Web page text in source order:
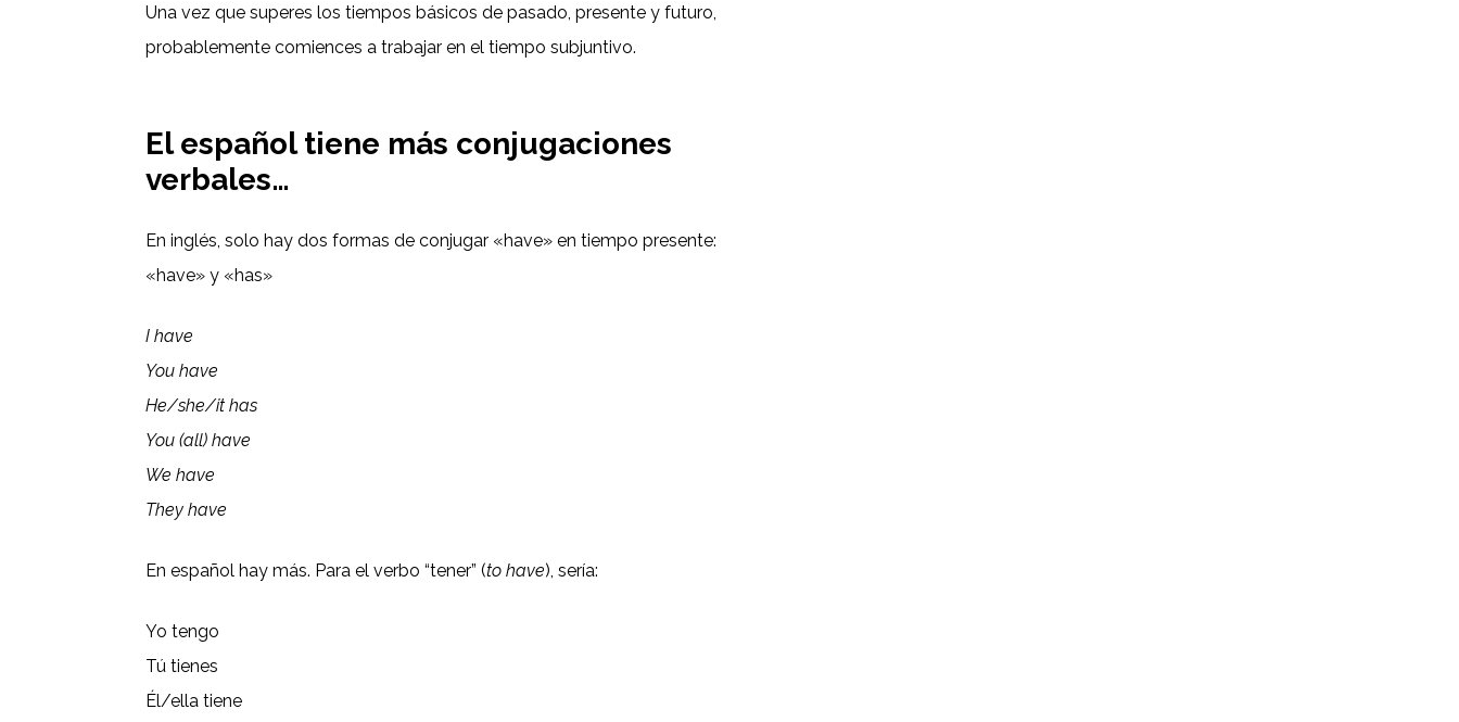
Una vez que superes los tiempos básicos de pasado, presente y futuro,
probablemente comiences a trabajar en el tiempo subjuntivo.
El español tiene más conjugaciones
verbales…
En inglés, solo hay dos formas de conjugar «have» en tiempo presente:
«have» y «has»
I have
You have
He/she/it has
You (all) have
We have
They have
En español hay más. Para el verbo “tener” (to have), sería:
Yo tengo
Tú tienes
Él/ella tiene